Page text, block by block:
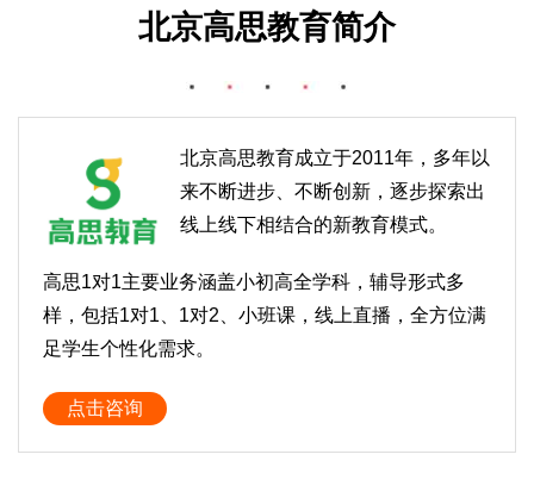
北京高思教育简介
北京高思教育成立于2011年，多年以
来不断进步、不断创新，逐步探索出
线上线下相结合的新教育模式。
高思1对1主要业务涵盖小初高全学科，辅导形式多
样，包括1对1、1对2、小班课，线上直播，全方位满
足学生个性化需求。
点击咨询